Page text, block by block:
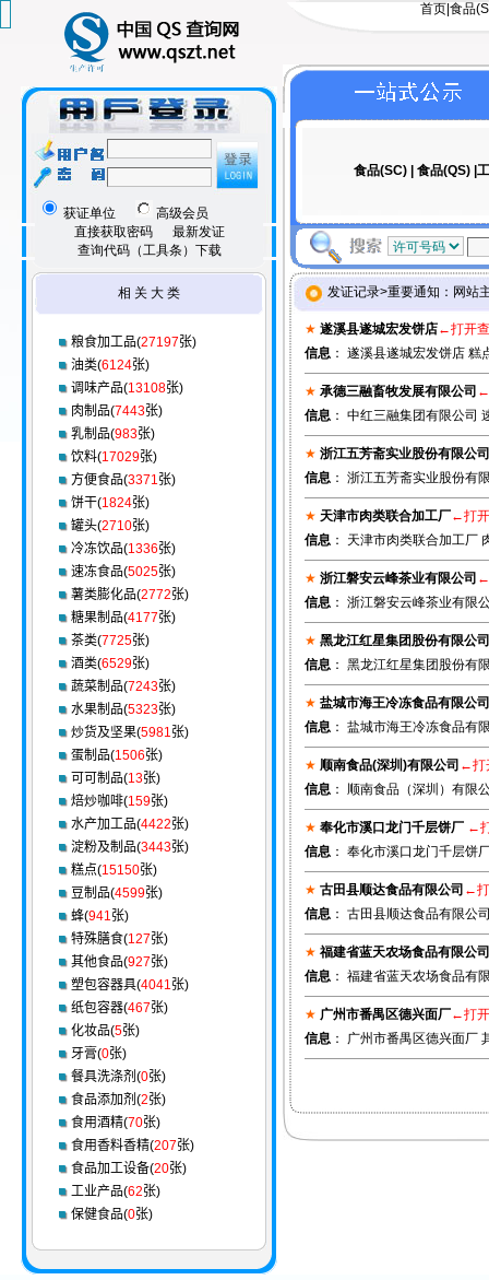
获证单位
高级会员
直接获取密码
最新发证
查询代码（工具条）下载
首页 食品
食品(SC)| 食品(QS)|
相 关 大 类
粮食加工品(27197张)
油类(6124张)
调味产品(13108张)
肉制品(7443张)
乳制品(983张)
饮料(17029张)
方便食品(3371张)
饼干(1824张)
罐头(2710张)
冷冻饮品(1336张)
速冻食品(5025张)
薯类膨化品(2772张)
糖果制品(4177张)
茶类(7725张)
酒类(6529张)
蔬菜制品(7243张)
水果制品(5323张)
炒货及坚果(5981张)
蛋制品(1506张)
可可制品(13张)
焙炒咖啡(159张)
水产加工品(4422张)
淀粉及制品(3443张)
糕点(15150张)
豆制品(4599张)
蜂(941张)
特殊膳食(127张)
其他食品(927张)
塑包容器具(4041张)
纸包容器(467张)
化妆品(5张)
牙膏(0张)
餐具洗涤剂(0张)
食品添加剂(2张)
食用酒精(70张)
食用香料香精(207张)
食品加工设备(20张)
工业产品(62张)
保健食品(0张)
发证记录>重要通知：网站
★ 遂溪县遂城宏发饼店←打开
信息： 遂溪县遂城宏发饼店 糕
★ 承德三融畜牧发展有限公司 ←
信息： 中红三融集团有限公司
★ 浙江五芳斋实业股份有限公
信息： 浙江五芳斋实业股份有
★ 天津市肉类联合加工厂←打开
信息： 天津市肉类联合加工厂
★ 浙江磐安云峰茶业有限公司 ←
信息： 浙江磐安云峰茶业有限
★ 黑龙江红星集团股份有限公司
信息： 黑龙江红星集团股份有
★ 盐城市海王冷冻食品有限公司
信息： 盐城市海王冷冻食品有
★ 顺南食品(深圳)有限公司 ←打
信息： 顺南食品（深圳）有限
★ 奉化市溪口龙门千层饼厂 ←
信息： 奉化市溪口龙门千层饼
★ 古田县顺达食品有限公司 ←
信息： 古田县顺达食品有限公
★ 福建省蓝天农场食品有限公
信息： 福建省蓝天农场食品有
★ 广州市番禺区德兴面厂←打开
信息： 广州市番禺区德兴面厂